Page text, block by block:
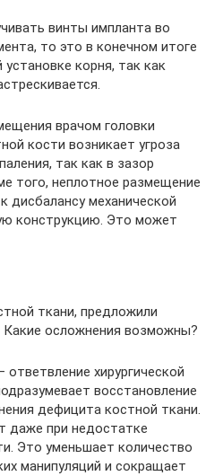
винты импланта во
то это в конечном итоге
корня, так как
врачом головки
кости возникает угроза
так как в зазор
того, неплотное размещение
дисбалансу механической
конструкцию. Это может
ткани, предложили
осложнения возможны?
хирургической
восстановление
дефицита костной ткани.
даже при недостатке
Это уменьшает количество
манипуляций и сокращает